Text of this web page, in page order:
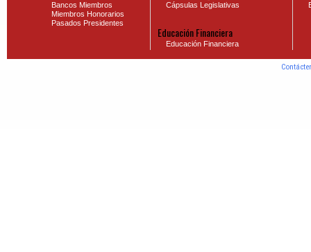
Bancos Miembros
Miembros Honorarios
Pasados Presidentes
Cápsulas Legislativas
Educación Financiera
Educación Financiera